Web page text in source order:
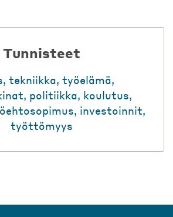
Tunnisteet
, tekniikka, työelämä,
, politiikka, koulutus,
, investoinnit,
työttömyys